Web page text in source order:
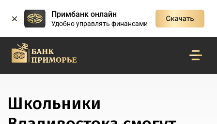
Примбанк онлайн
Удобно управлять финансами
Школьники